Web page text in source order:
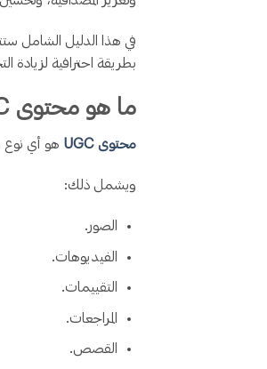
في هذا الدليل الشامل
بطريقة احترافية لزيادة
ما هو محتوى UGC؟
محتوى UGC هو أي نوع
ويشمل ذلك:
الصور.
الفيديوهات.
التقييمات.
المراجعات.
القصص.